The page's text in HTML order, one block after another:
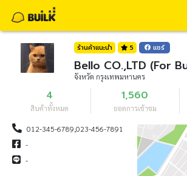
ร้านค้าแนะนำ 5 แชร์
Bello CO.,LTD (For
จังหวัด กรุงเทพมหานคร
4
สินค้าทั้งหมด
1,560
ยอดการเข้าชม
012-345-6789,023-456-7891
-
-